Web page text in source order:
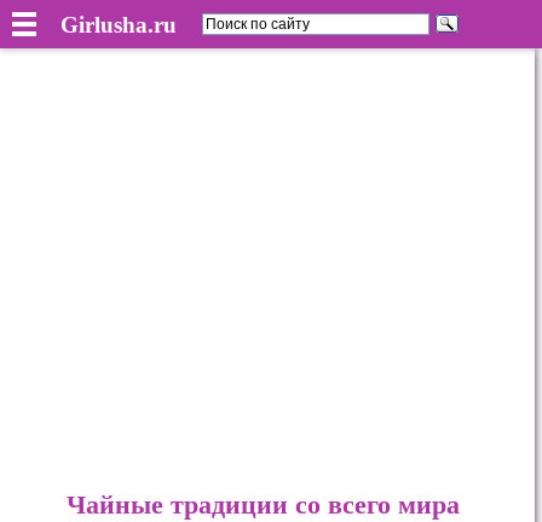
Girlusha.ru
Чайные традиции со всего мира